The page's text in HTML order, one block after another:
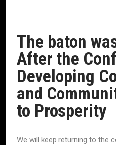
The baton
After the
Developing
and
to Prosperity
We will keep returning to the